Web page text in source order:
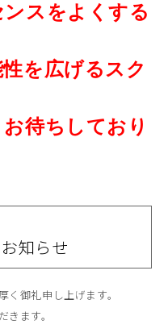
スをよくする
を広げるスク
待ちしており
知らせ
御礼申し上げます。
ます。